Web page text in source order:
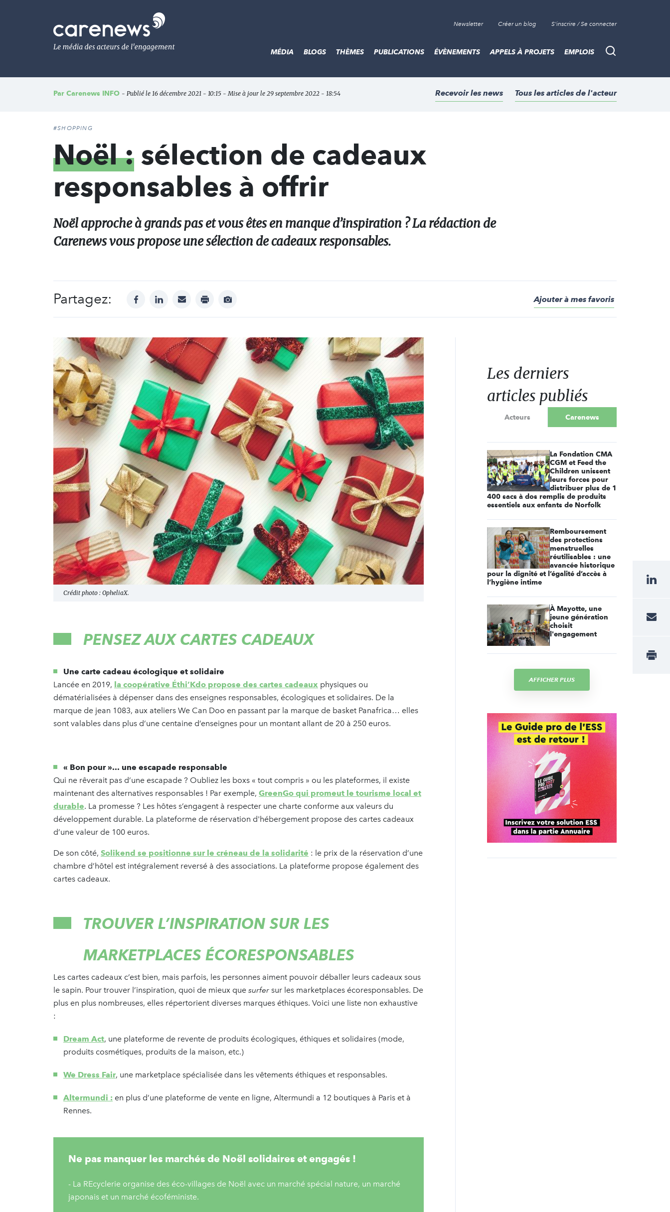
Le
média
de
l'engagement
Newsletter Créer un blog S'inscrire / Se connecter
Recherche
MÉDIA BLOGS THÈMES PUBLICATIONS ÉVÈNEMENTS APPELS À PROJETS EMPLOIS
Par Carenews INFO - Publié le 16 décembre 2021 - 10:15 - Mise à jour le 29 septembre 2022 - 18:54 Recevoir les news Tous les articles de l'acteur
#SHOPPING
Noël : sélection de cadeaux
responsables à offrir
Noël approche à grands pas et vous êtes en manque d’inspiration ? La rédaction de
Carenews vous propose une sélection de cadeaux responsables.
Partagez: facebooklinkedinmail print
Afficher
Ajouter à mes favoris
Crédit photo : OpheliaX.
PENSEZ AUX CARTES CADEAUX
Une carte cadeau écologique et solidaire
Lancée en 2019, la coopérative Éthi’Kdo propose des cartes cadeaux physiques ou
dématérialisées à dépenser dans des enseignes responsables, écologiques et solidaires. De la
marque de jean 1083, aux ateliers We Can Doo en passant par la marque de basket Panafrica… elles
sont valables dans plus d’une centaine d’enseignes pour un montant allant de 20 à 250 euros.
« Bon pour»... une escapade responsable
Qui ne rêverait pas d’une escapade ? Oubliez les boxs « tout compris » ou les plateformes, il existe
maintenant des alternatives responsables ! Par exemple, GreenGo qui promeut le tourisme local et
durable. La promesse ? Les hôtes s’engagent à respecter une charte conforme aux valeurs du
développement durable. La plateforme de réservation d'hébergement propose des cartes cadeaux
d’une valeur de 100 euros.
De son côté, Solikend se positionne sur le créneau de la solidarité : le prix de la réservation d’une
chambre d’hôtel est intégralement reversé à des associations. La plateforme propose également des
cartes cadeaux.
TROUVER L’INSPIRATION SUR LES
MARKETPLACES ÉCORESPONSABLES
Les cartes cadeaux c’est bien, mais parfois, les personnes aiment pouvoir déballer leurs cadeaux sous
le sapin. Pour trouver l’inspiration, quoi de mieux que surfer sur les marketplaces écoresponsables. De
plus en plus nombreuses, elles répertorient diverses marques éthiques. Voici une liste non exhaustive
:
Dream Act, une plateforme de revente de produits écologiques, éthiques et solidaires (mode,
produits cosmétiques, produits de la maison, etc.)
We Dress Fair, une marketplace spécialisée dans les vêtements éthiques et responsables.
Altermundi : en plus d’une plateforme de vente en ligne, Altermundi a 12 boutiques à Paris et à
Rennes.
Ne pas manquer les marchés de Noël solidaires et engagés !
- La REcyclerie organise des éco-villages de Noël avec un marché spécial nature, un marché
japonais et un marché écoféministe.
Les derniers
articles publiés
Acteurs Carenews
La Fondation CMA
CGM et Feed the
Children unissent
leurs forces pour
distribuer plus de 1
400 sacs à dos remplis de produits
essentiels aux enfants de Norfolk
Remboursement
des protections
menstruelles
réutilisables : une
avancée historique
pour la dignité et l’égalité d’accès à
l’hygiène intime
À Mayotte, une
jeune génération
choisit
l'engagement
AFFICHER PLUS